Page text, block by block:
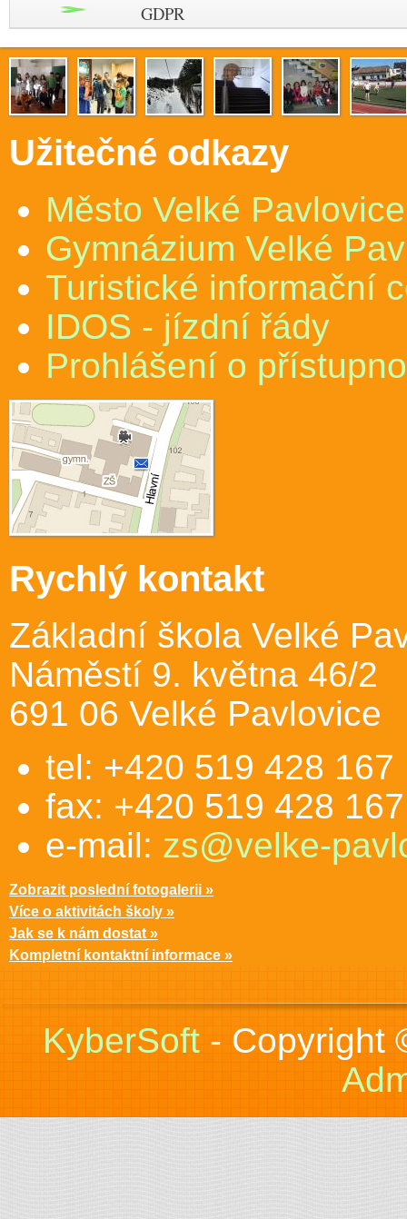
GDPR
Užitečné odkazy
Město Velké Pavlovice
Gymnázium Velké
Turistické informační
IDOS - jízdní řády
Prohlášení o
Rychlý kontakt
Základní škola Velké
Náměstí 9. května 46/2
691 06 Velké Pavlovice
tel: +420 519 428 167
fax: +420 519 428 167
e-mail: zs@velke-
Zobrazit poslední fotogalerii »
Více o aktivitách školy »
Jak se k nám dostat »
Kompletní kontaktní informace »
KyberSoft- Copyright